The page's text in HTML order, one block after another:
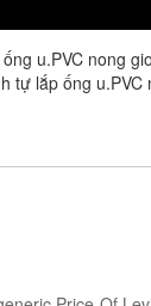
u.PVC nong
tự lắp ống